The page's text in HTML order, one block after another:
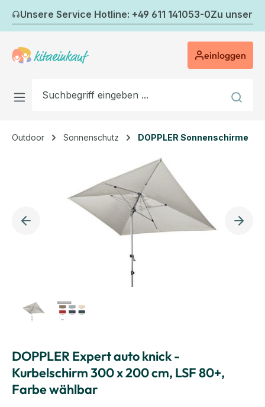
Zum Hauptinhalt springen
Unsere Service Hotline: +49 611 141053-0Zu
einloggen
Outdoor Sonnenschutz DOPPLER Sonnenschirme
DOPPLER Expert auto knick -
Kurbelschirm 300 x 200 cm, LSF 80+,
Farbe wählbar